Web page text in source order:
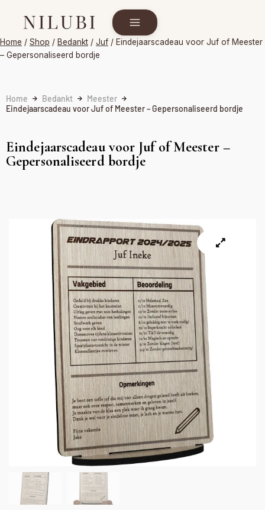
Home / Shop / Bedankt / Juf / Eindejaarscadeau voor Juf of Meester
– Gepersonaliseerd bordje
Home Bedankt
Meester
Eindejaarscadeau voor Juf of Meester – Gepersonaliseerd bordje
Eindejaarscadeau voor Juf of Meester –
Gepersonaliseerd bordje